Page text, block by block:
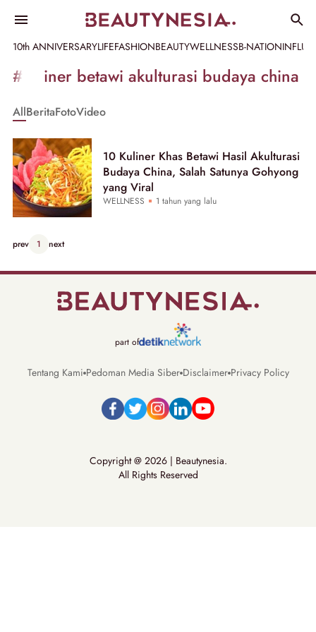
10th ANNIVERSARYLIFEFASHIONBEAUTYWELLNESSB-NATION
Informasi
[GET_DATA_TITLE]
Beautynesia
#kuliner betawi akulturasi budaya china
AllBeritaFotoVideo
10 Kuliner Khas Betawi Hasil Akulturasi
Budaya China, Salah Satunya Gohyong
yang Viral
WELLNESS 1 tahun yang lalu
prev 1 next
part of
Tentang Kami Pedoman Media Siber Disclaimer Privacy Policy
Copyright @ 2026 | Beautynesia.
All Rights Reserved